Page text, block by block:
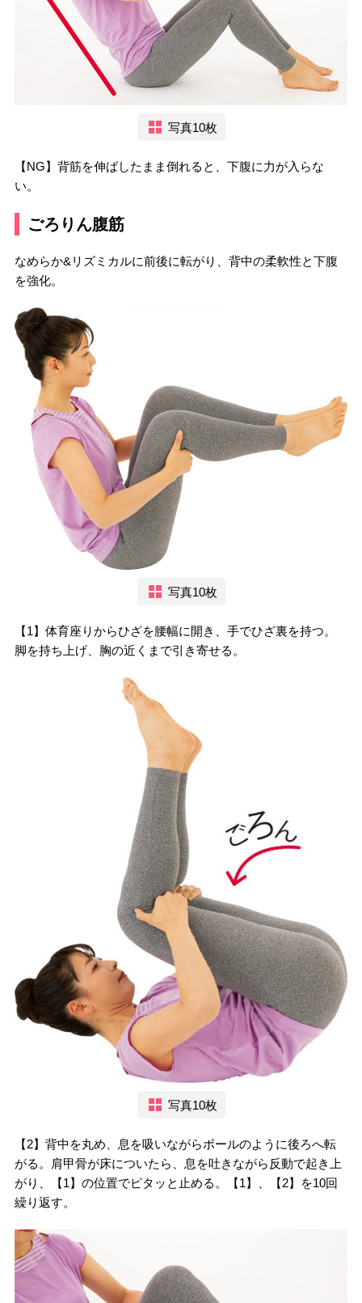
写真10枚
【NG】背筋を伸ばしたまま倒れると、下腹に力が入らな
い。
ごろりん腹筋
なめらか&リズミカルに前後に転がり、背中の柔軟性と下腹
を強化。
写真10枚
【1】体育座りからひざを腰幅に開き、手でひざ裏を持つ。
脚を持ち上げ、胸の近くまで引き寄せる。
写真10枚
【2】背中を丸め、息を吸いながらボールのように後ろへ転
がる。肩甲骨が床についたら、息を吐きながら反動で起き上
がり、【1】の位置でピタッと止める。【1】、【2】を10回
繰り返す。